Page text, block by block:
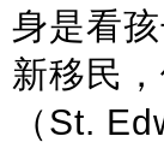
身是看
新移民
（St.